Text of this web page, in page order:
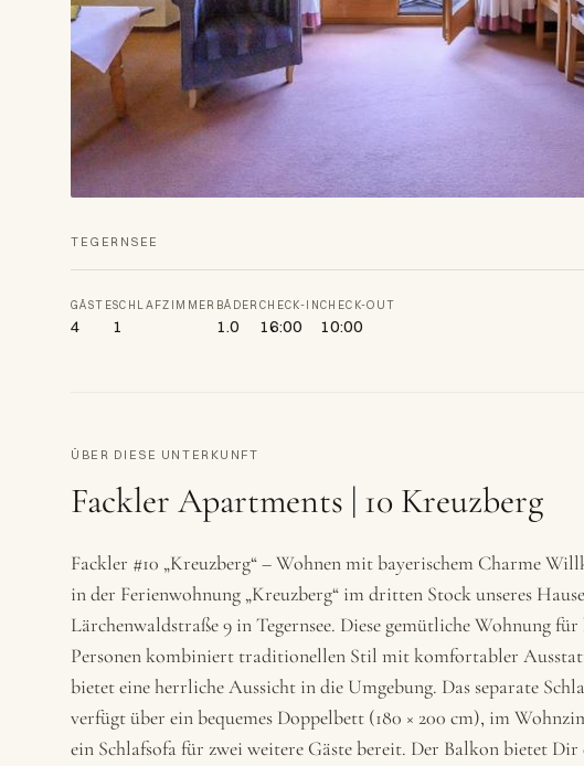
TEGERNSEE
GÄSTE
4
SCHLAFZIMMER
1
BÄDER
1.0
CHECK-IN
16:00
CHECK-OUT
10:00
ÜBER DIESE UNTERKUNFT
Fackler Apartments | 10 Kreuzberg
Fackler #10 „Kreuzberg“ – Wohnen mit bayerischem Charme
in der Ferienwohnung „Kreuzberg“ im dritten Stock unseres
Lärchenwaldstraße 9 in Tegernsee. Diese gemütliche Wohnung für
Personen kombiniert traditionellen Stil mit komfortabler
bietet eine herrliche Aussicht in die Umgebung. Das separate
verfügt über ein bequemes Doppelbett (180 × 200 cm), im
ein Schlafsofa für zwei weitere Gäste bereit. Der Balkon bietet Dir